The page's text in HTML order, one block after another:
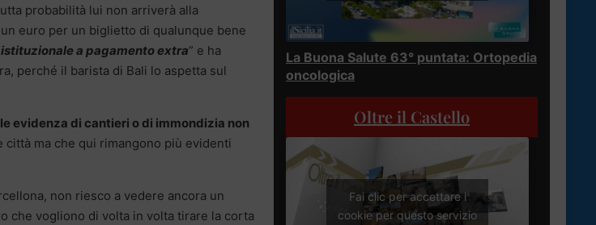
probabilità lui non arriverà alla
euro per un biglietto di qualunque bene
istituzionale a pagamento extra” e ha
perché il barista di Bali lo aspetta sul
evidenza di cantieri o di immondizia non
ma che qui rimangono più evidenti
non riesco a vedere ancora un
che vogliono di volta in volta tirare la corta
La Buona Salute 63° puntata: Ortopedia
oncologica
Oltre il Castello
Fai clic per accettare i
cookie per questo servizio